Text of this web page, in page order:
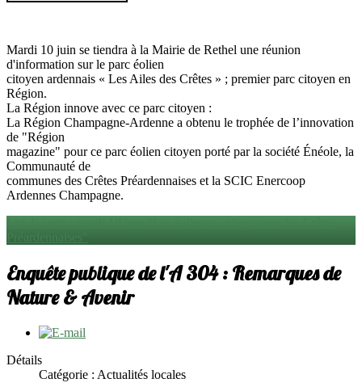
Mardi 10 juin se tiendra à la Mairie de Rethel une réunion
d'information sur le parc éolien
citoyen ardennais « Les Ailes des Crêtes » ; premier parc citoyen en
Région.
La Région innove avec ce parc citoyen :
La Région Champagne-Ardenne a obtenu le trophée de l’innovation
de "Région
magazine" pour ce parc éolien citoyen porté par la société Énéole, la
Communauté de
communes des Crêtes Préardennaises et la SCIC Enercoop
Ardennes Champagne.
Préardennaises"
Enquête publique de l'A 304 : Remarques de
Nature & Avenir
Détails
Catégorie : Actualités locales